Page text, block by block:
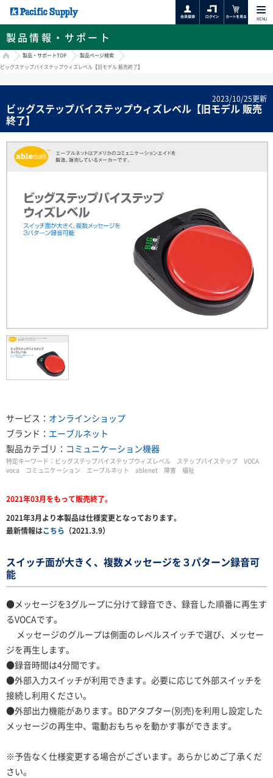
MENU
製品情報・サポート
HOME製品・サポートTOP
製品ページ検索
ビッグステップバイステップウィズレベル【旧モデル 販売終了】
2023/10/25更新
ビッグステップバイステップウィズレベル【旧モデル 販売
終了】
サービス： オンラインショップ
ブランド： エーブルネット
製品カテゴリ： コミュニケーション機器
特定キーワード： ビッグステップバイステップウィズレベル ステップバイステップ VOCA
voca コミュニケーション エーブルネット ablenet 障害 福祉
2021年03月をもって販売終了。
2021年3月より本製品は仕様変更となっております。
最新情報はこちら （2021.3.9）
スイッチ面が大きく、複数メッセージを３パターン録音可
能
●メッセージを3グループに分けて録音でき、録音した順番に再生す
るVOCAです。
メッセージのグループは側面のレベルスイッチで選び、メッセー
ジを再生します。
●録音時間は4分間です。
●外部入力スイッチが利用できます。必要に応じて外部スイッチを
接続し利用ください。
●外部出力機能があります。BDアタプター(別売)を利用し設定した
メッセージの再生中、電動おもちゃを動かす事ができます。
※予告なく仕様変更する場合がございます。あらかじめご了承くだ
さい。